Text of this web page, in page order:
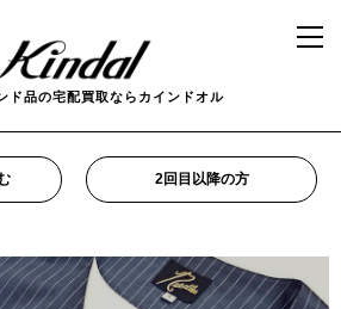
ド品の宅配買取ならカインドオル
2回目以降の方